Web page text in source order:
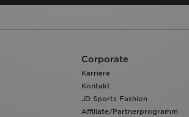
Corporate
Karriere
Kontakt
JD Sports Fashion
Affiliate/Partnerprogramm